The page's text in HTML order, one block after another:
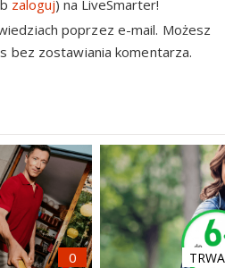
zaloguj) na LiveSmarter!
poprzez e-mail. Możesz
bez zostawiania komentarza.